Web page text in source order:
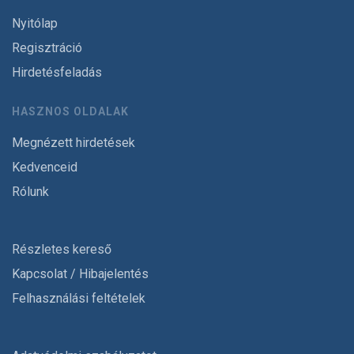
Nyitólap
Regisztráció
Hirdetésfeladás
HASZNOS OLDALAK
Megnézett hirdetések
Kedvenceid
Rólunk
Részletes kereső
Kapcsolat / Hibajelentés
Felhasználási feltételek